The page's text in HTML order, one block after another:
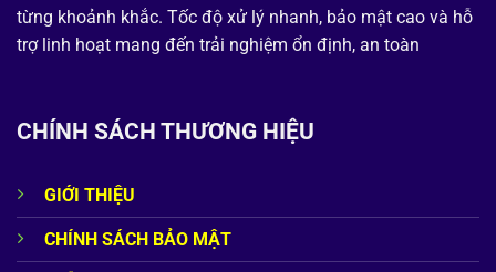
từng khoảnh khắc. Tốc độ xử lý nhanh, bảo mật cao và hỗ
trợ linh hoạt mang đến trải nghiệm ổn định, an toàn
CHÍNH SÁCH THƯƠNG HIỆU
GIỚI THIỆU
CHÍNH SÁCH BẢO MẬT